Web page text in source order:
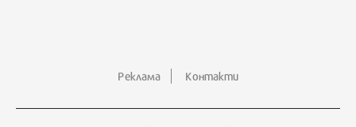
Реклама Контакти